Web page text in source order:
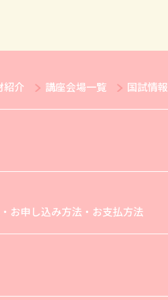
紹介 講座会場一覧 国試情報
お申し込み方法・お支払方法